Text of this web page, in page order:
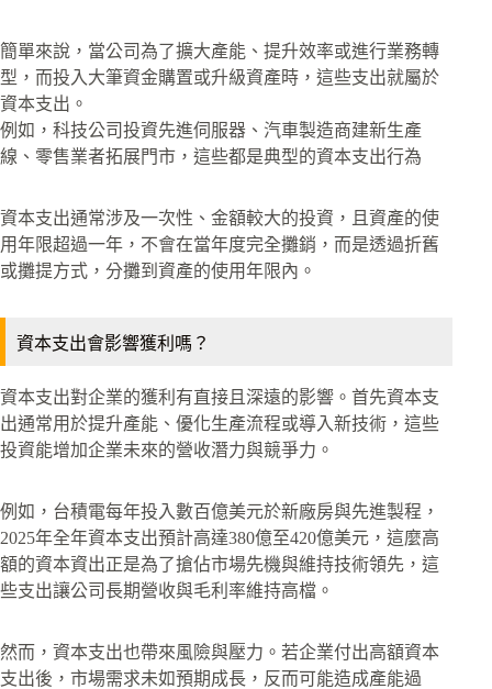
簡單來說，當公司為了擴大產能、提升效率或進行業務轉
型，而投入大筆資金購置或升級資產時，這些支出就屬於
資本支出。
例如，科技公司投資先進伺服器、汽車製造商建新生產
線、零售業者拓展門市，這些都是典型的資本支出行為
資本支出通常涉及一次性、金額較大的投資，且資產的使
用年限超過一年，不會在當年度完全攤銷，而是透過折舊
或攤提方式，分攤到資產的使用年限內。
資本支出會影響獲利嗎？
資本支出對企業的獲利有直接且深遠的影響。首先資本支
出通常用於提升產能、優化生產流程或導入新技術，這些
投資能增加企業未來的營收潛力與競爭力。
例如，台積電每年投入數百億美元於新廠房與先進製程，
2025年全年資本支出預計高達380億至420億美元，這麼高
額的資本資出正是為了搶佔市場先機與維持技術領先，這
些支出讓公司長期營收與毛利率維持高檔。
然而，資本支出也帶來風險與壓力。若企業付出高額資本
支出後，市場需求未如預期成長，反而可能造成產能過